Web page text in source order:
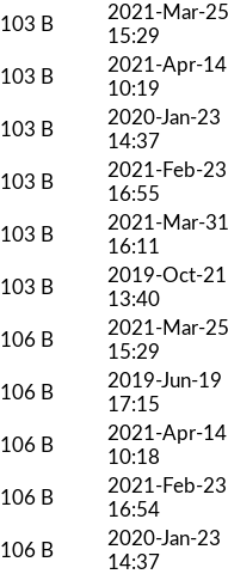
103 B
2021-Mar-25
15:29
103 B
2021-Apr-14
10:19
103 B
2020-Jan-23
14:37
103 B
2021-Feb-23
16:55
103 B
2021-Mar-31
16:11
103 B
2019-Oct-21
13:40
106 B
2021-Mar-25
15:29
106 B
2019-Jun-19
17:15
106 B
2021-Apr-14
10:18
106 B
2021-Feb-23
16:54
106 B
2020-Jan-23
14:37